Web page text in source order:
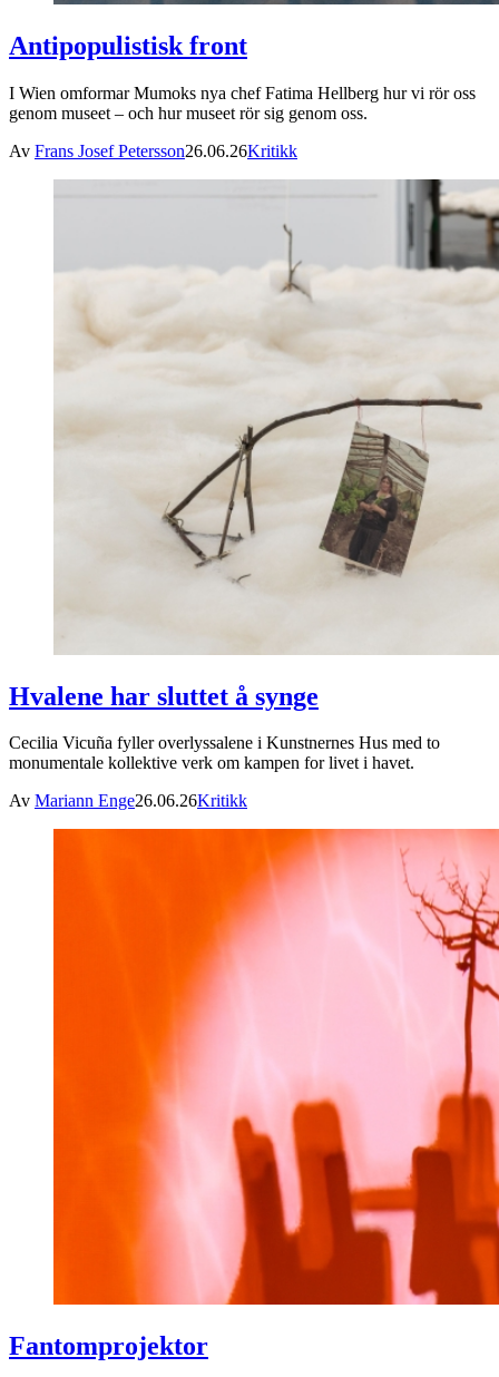
Antipopulistisk front
I Wien omformar Mumoks nya chef Fatima Hellberg hur vi rör oss
genom museet – och hur museet rör sig genom oss.
Av Frans Josef Petersson26.06.26Kritikk
Hvalene har sluttet å synge
Cecilia Vicuña fyller overlyssalene i Kunstnernes Hus med to
monumentale kollektive verk om kampen for livet i havet.
Av Mariann Enge26.06.26Kritikk
Fantomprojektor